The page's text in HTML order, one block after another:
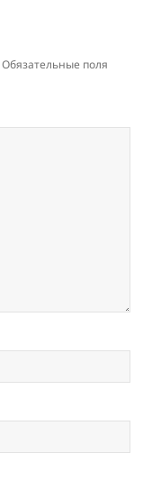
Обязательные поля